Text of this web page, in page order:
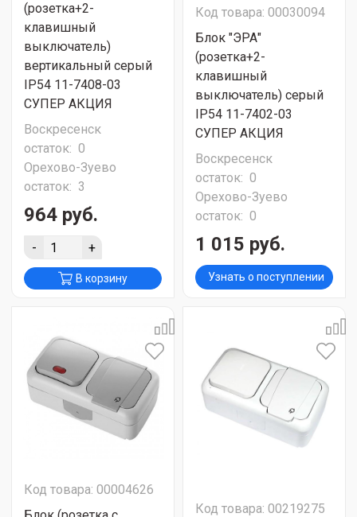
(розетка+2-
клавишный
выключатель)
вертикальный серый
IP54 11-7408-03
СУПЕР АКЦИЯ
Воскресенск
остаток: 0
Орехово-Зуево
остаток: 3
964 руб.
- +
В корзину
Код товара: 00030094
Блок "ЭРА"
(розетка+2-
клавишный
выключатель) серый
IP54 11-7402-03
СУПЕР АКЦИЯ
Воскресенск
остаток: 0
Орехово-Зуево
остаток: 0
1 015 руб.
Узнать о поступлении
Код товара: 00004626
Код товара: 00219275